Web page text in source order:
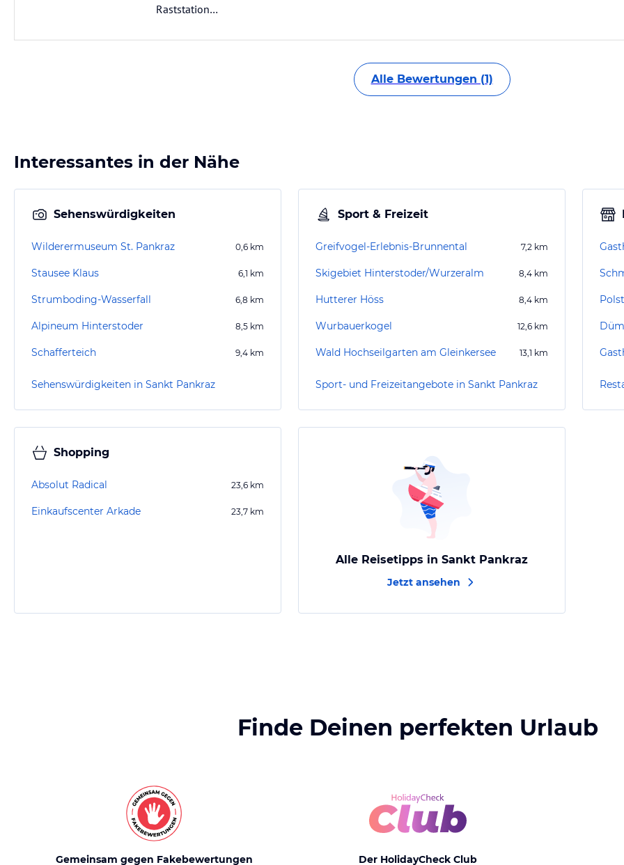
Raststation…
Alle Bewertungen (1)
Interessantes in der Nähe
Sehenswürdigkeiten
Wilderermuseum St. Pankraz 0,6 km
Stausee Klaus 6,1 km
Strumboding-Wasserfall 6,8 km
Alpineum Hinterstoder 8,5 km
Schafferteich 9,4 km
Sehenswürdigkeiten in Sankt Pankraz
Sport & Freizeit
Greifvogel-Erlebnis-Brunnental 7,2 km
Skigebiet Hinterstoder/Wurzeralm 8,4 km
Hutterer Höss 8,4 km
Wurbauerkogel 12,6 km
Wald Hochseilgarten am Gleinkersee 13,1 km
Sport- und Freizeitangebote in Sankt Pankraz
Shopping
Absolut Radical 23,6 km
Einkaufscenter Arkade 23,7 km
Alle Reisetipps in Sankt Pankraz
Jetzt ansehen
Finde Deinen perfekten Urlaub
Gemeinsam gegen Fakebewertungen Der HolidayCheck Club